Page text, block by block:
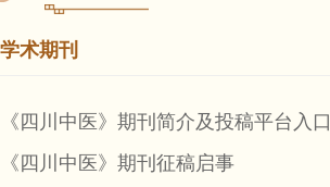
学术期刊
《四川中医》期刊简介及投稿平台入口
《四川中医》期刊征稿启事